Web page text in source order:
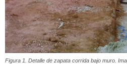
Figura 1. Detalle de zapata corrida bajo muro.